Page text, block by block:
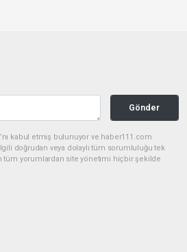
Gönder
kabul etmiş bulunuyor ve haber111.com
doğrudan veya dolaylı tüm sorumluluğu tek
tüm yorumlardan site yönetimi hiçbir şekilde